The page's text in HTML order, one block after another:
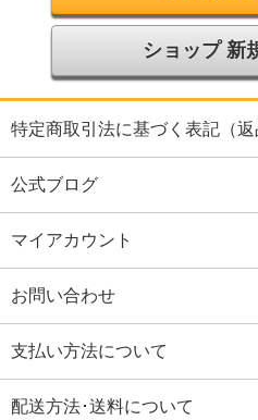
ショップ 新
特定商取引法に基づく表記（返
公式ブログ
マイアカウント
お問い合わせ
支払い方法について
配送方法･送料について